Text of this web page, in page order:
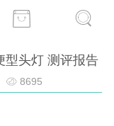
型头灯 测评报告
8695